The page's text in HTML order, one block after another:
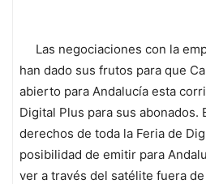
Las negociaciones con la
han dado sus frutos para que
abierto para Andalucía esta
Digital Plus para sus abonados.
derechos de toda la Feria de
posibilidad de emitir para
ver a través del satélite fuera